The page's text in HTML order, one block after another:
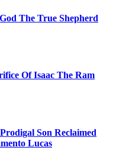
The True Shepherd
Of Isaac The Ram
Son Reclaimed
Lucas